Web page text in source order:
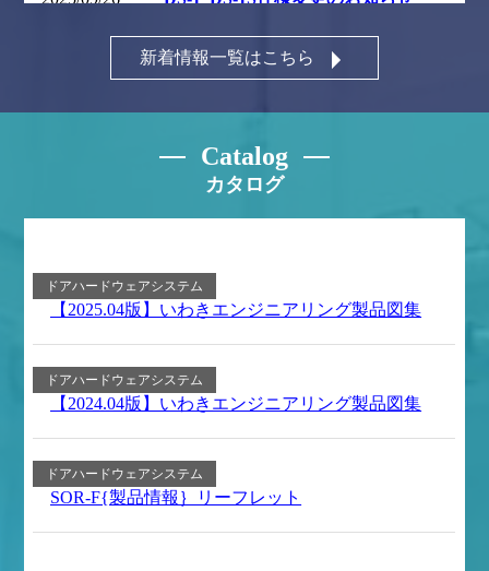
新着情報一覧はこちら
Catalog
カタログ